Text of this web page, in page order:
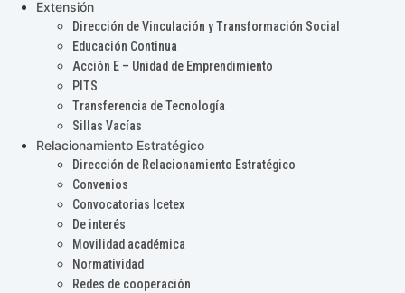
Extensión
Dirección de Vinculación y Transformación Social
Educación Continua
Acción E – Unidad de Emprendimiento
PITS
Transferencia de Tecnología
Sillas Vacías
Relacionamiento Estratégico
Dirección de Relacionamiento Estratégico
Convenios
Convocatorias Icetex
De interés
Movilidad académica
Normatividad
Redes de cooperación